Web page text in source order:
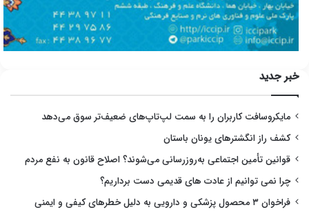
خبر جدید
مایکروسافت کاربران را به سمت لپ‌تاپ‌های ضعیف‌تر سوق می‌دهد
کشف راز انگشترهای یونان باستان
قوانین تأمین اجتماعی به‌روزرسانی می‌شوند؟ اصلاح قانون به نفع مردم
چرا نمی توانیم از عادت های قدیمی دست برداریم؟
فراخوان ۳ محصول پزشکی و دارویی به دلیل خطرهای کیفی و ایمنی